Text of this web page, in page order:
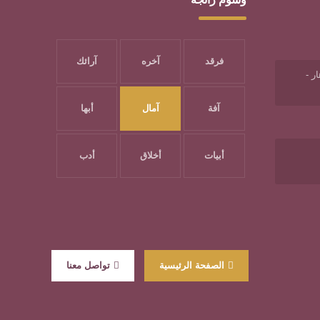
-
فرقد آخره آرائك
آفة آمال أبها
أبيات أخلاق أدب
الصفحة الرئيسية تواصل معنا